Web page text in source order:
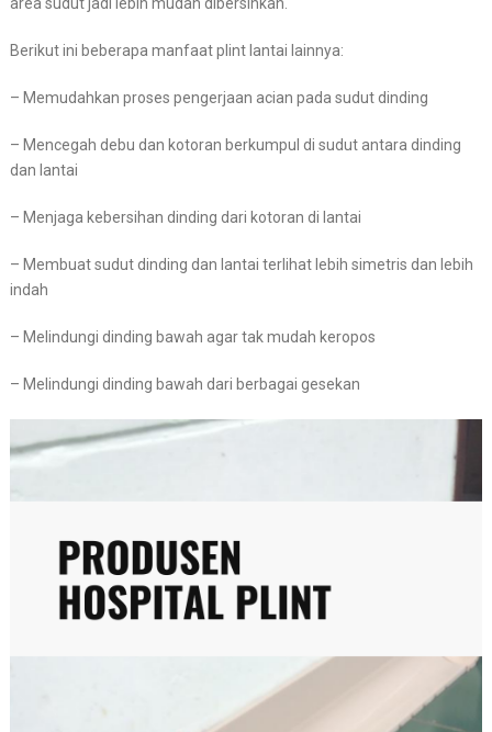
Berikut ini beberapa manfaat plint lantai lainnya:
– Memudahkan proses pengerjaan acian pada sudut dinding
– Mencegah debu dan kotoran berkumpul di sudut antara dinding
dan lantai
– Menjaga kebersihan dinding dari kotoran di lantai
– Membuat sudut dinding dan lantai terlihat lebih simetris dan lebih
indah
– Melindungi dinding bawah agar tak mudah keropos
– Melindungi dinding bawah dari berbagai gesekan